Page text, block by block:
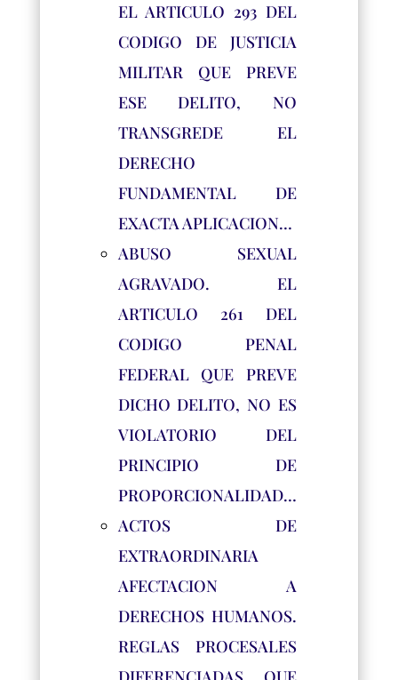
EL ARTICULO 293 DEL
CODIGO DE JUSTICIA
MILITAR QUE PREVE
ESE DELITO, NO
TRANSGREDE EL
DERECHO
FUNDAMENTAL DE
EXACTA APLICACION…
ABUSO SEXUAL
AGRAVADO. EL
ARTICULO 261 DEL
CODIGO PENAL
FEDERAL QUE PREVE
DICHO DELITO, NO ES
VIOLATORIO DEL
PRINCIPIO DE
PROPORCIONALIDAD…
ACTOS DE
EXTRAORDINARIA
AFECTACION A
DERECHOS HUMANOS.
REGLAS PROCESALES